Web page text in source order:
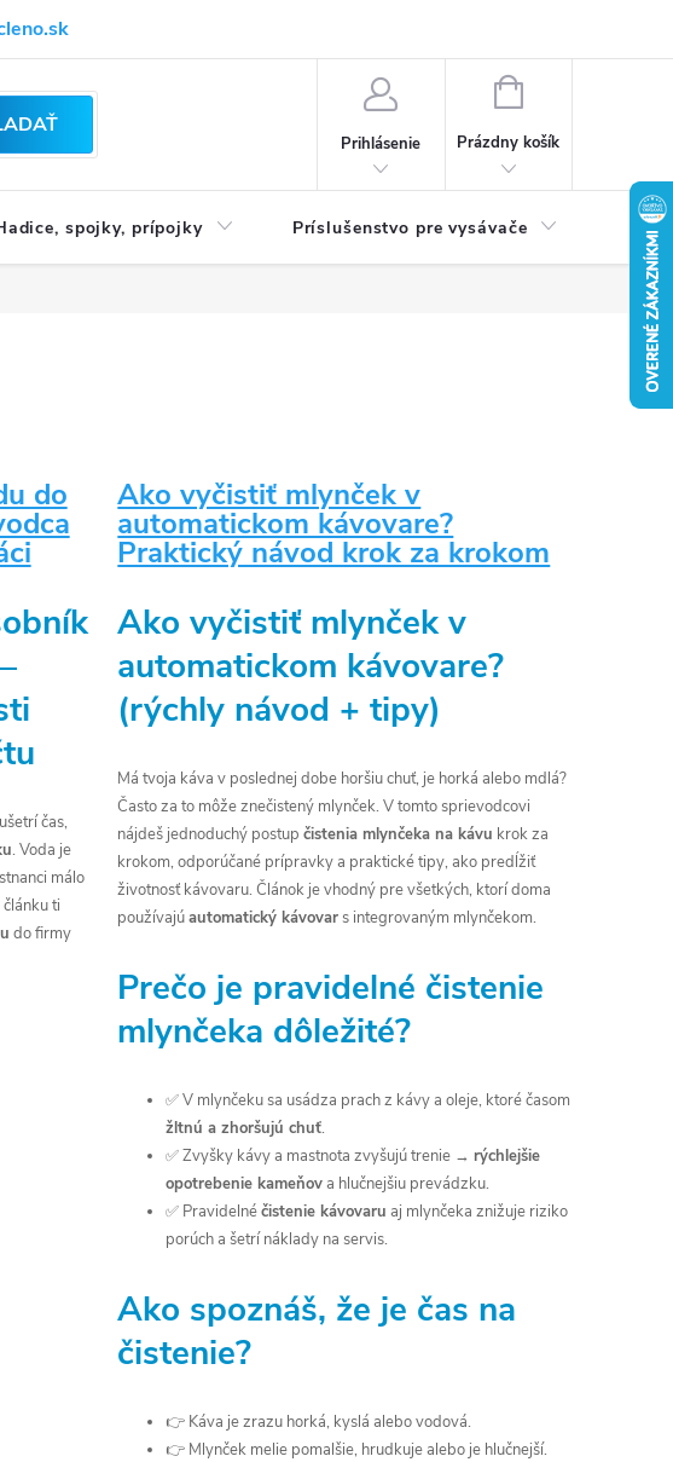
Prihlásenie
NÁKUPNÝ
Prázdny košík
spojky, prípojky Príslušenstvo pre vysávače
do
čas,
. Voda je
málo
ti
do firmy
Ako vyčistiť mlynček v
automatickom kávovare?
Praktický návod krok za krokom
Ako vyčistiť mlynček v
automatickom kávovare?
(rýchly návod + tipy)
Má tvoja káva v poslednej dobe horšiu chuť, je horká alebo mdlá?
Často za to môže znečistený mlynček. V tomto sprievodcovi
nájdeš jednoduchý postupčistenia mlynčeka na kávu krok za
krokom, odporúčané prípravky a praktické tipy, ako predĺžiť
životnosť kávovaru. Článok je vhodný pre všetkých, ktorí doma
používajúautomatický kávovars integrovaným mlynčekom.
Prečo je pravidelné čistenie
mlynčeka dôležité?
✅ V mlynčeku sa usádza prach z kávy a oleje, ktoré časom
žltnú a zhoršujú chuť.
✅ Zvyšky kávy a mastnota zvyšujú trenie →rýchlejšie
opotrebenie kameňova hlučnejšiu prevádzku.
✅ Pravidelnéčistenie kávovaru aj mlynčeka znižuje riziko
porúch a šetrí náklady na servis.
Ako spoznáš, že je čas na
čistenie?
👉 Káva je zrazu horká, kyslá alebo vodová.
👉 Mlynček melie pomalšie, hrudkuje alebo je hlučnejší.